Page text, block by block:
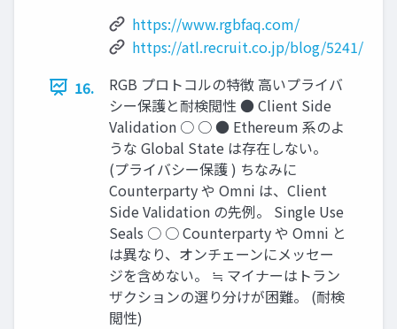
https://www.rgbfaq.com/
https://atl.recruit.co.jp/blog/5241/
16.
RGB プロトコルの特徴 高いプライバ
シー保護と耐検閲性 ● Client Side
Validation ○ ○ ● Ethereum 系のよ
うな Global State は存在しない。
(プライバシー保護 ) ちなみに
Counterparty や Omni は、Client
Side Validation の先例。 Single Use
Seals ○ ○ Counterparty や Omni と
は異なり、オンチェーンにメッセー
ジを含めない。 ≒ マイナーはトラン
ザクションの選り分けが困難。 (耐検
閲性)